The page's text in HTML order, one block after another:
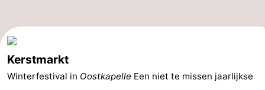
Kerstmarkt
Winterfestival in Oostkapelle Een niet te missen jaarlijkse